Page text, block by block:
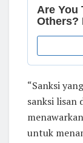
“Sanksi
sanksi lisan
untuk